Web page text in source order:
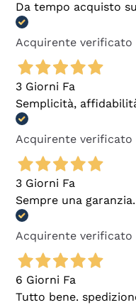
Da tempo acquisto
Acquirente verificato
3 Giorni Fa
Semplicità,
Acquirente verificato
3 Giorni Fa
Sempre una garanzia.
Acquirente verificato
6 Giorni Fa
Tutto bene.